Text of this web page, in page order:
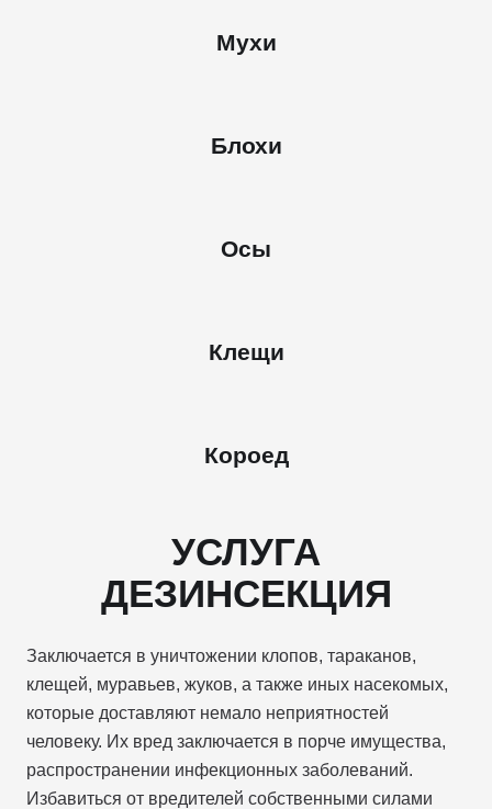
Мухи
Блохи
Осы
Клещи
Короед
УСЛУГА
ДЕЗИНСЕКЦИЯ
Заключается в уничтожении клопов, тараканов,
клещей, муравьев, жуков, а также иных насекомых,
которые доставляют немало неприятностей
человеку. Их вред заключается в порче имущества,
распространении инфекционных заболеваний.
Избавиться от вредителей собственными силами